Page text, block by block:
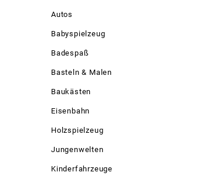
Autos
Babyspielzeug
Badespaß
Basteln & Malen
Baukästen
Eisenbahn
Holzspielzeug
Jungenwelten
Kinderfahrzeuge